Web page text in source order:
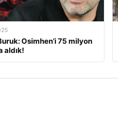
Osimhen’i 75 milyon
aldık!